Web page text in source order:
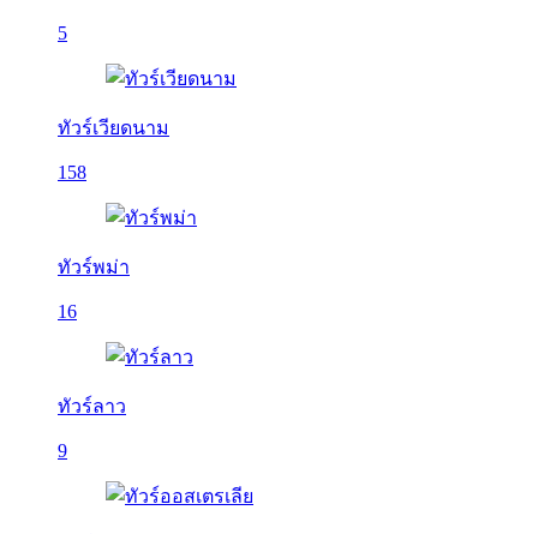
5
ทัวร์เวียดนาม
158
ทัวร์พม่า
16
ทัวร์ลาว
9